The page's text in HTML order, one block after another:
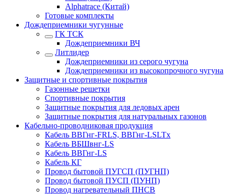
Alphatrace (Китай)
Готовые комплекты
Дождеприемники чугунные
ГК ТСК
Дождеприемники ВЧ
Литлидер
Дождеприемники из серого чугуна
Дождеприемники из высокопрочного чугуна
Защитные и спортивные покрытия
Газонные решетки
Спортивные покрытия
Защитные покрытия для ледовых арен
Защитные покрытия для натуральных газонов
Кабельно-проводниковая продукция
Кабель ВВГнг-FRLS, ВВГнг-LSLTx
Кабель ВБШвнг-LS
Кабель ВВГнг-LS
Кабель КГ
Провод бытовой ПУГСП (ПУГНП)
Провод бытовой ПУСП (ПУНП)
Провод нагревательный ПНСВ